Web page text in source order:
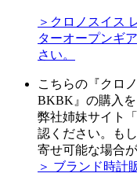
＞クロノスイス
ターオープンギ
さい。
こちらの『クロ
BKBK』の購入を
弊社姉妹サイト
認ください。も
寄せ可能な場合
＞ ブランド時計